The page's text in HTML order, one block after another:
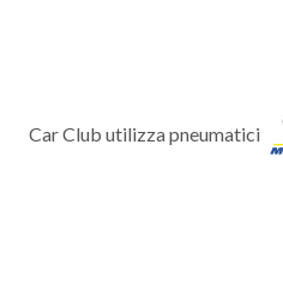
Car Club utilizza pneumatici